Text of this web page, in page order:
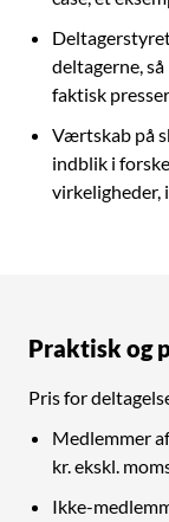
deltagerne,
faktisk
Værtskab på
indblik i
virkeligheder,
Praktisk og
Pris for
Medlemmer
kr. ekskl.
Ikke-